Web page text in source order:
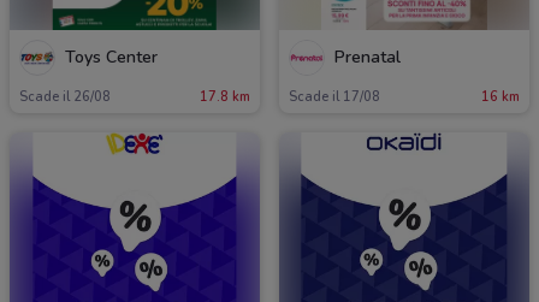
Toys Center
Scade il 26/08 17.8 km
Prenatal
Scade il 17/08 16 km